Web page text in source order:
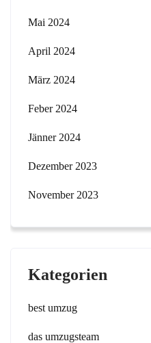
Mai 2024
April 2024
März 2024
Feber 2024
Jänner 2024
Dezember 2023
November 2023
Kategorien
best umzug
das umzugsteam